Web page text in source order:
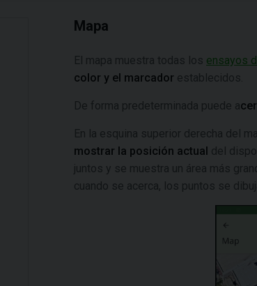
Mapa
El mapa muestra todas los ensayos
color y el marcador establecidos.
De forma predeterminada puede a
En la esquina superior derecha del
mostrar la posición actual del
juntos y se muestra un área más
cuando se acerca, los puntos se